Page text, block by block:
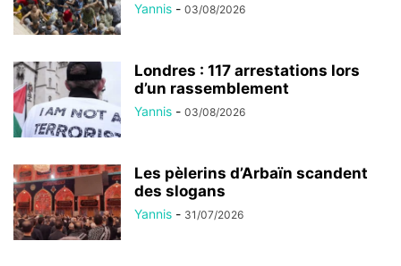
Yannis - 03/08/2026
Londres : 117 arrestations lors
d’un rassemblement
Yannis - 03/08/2026
Les pèlerins d’Arbaïn scandent
des slogans
Yannis - 31/07/2026